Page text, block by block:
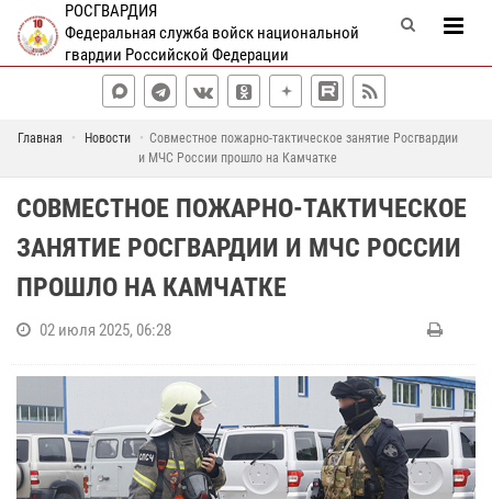
РОСГВАРДИЯ
Федеральная служба войск национальной
гвардии Российской Федерации
Главная Новости
Совместное пожарно-тактическое занятие Росгвардии
и МЧС России прошло на Камчатке
СОВМЕСТНОЕ ПОЖАРНО-ТАКТИЧЕСКОЕ
ЗАНЯТИЕ РОСГВАРДИИ И МЧС РОССИИ
ПРОШЛО НА КАМЧАТКЕ
02 июля 2025, 06:28